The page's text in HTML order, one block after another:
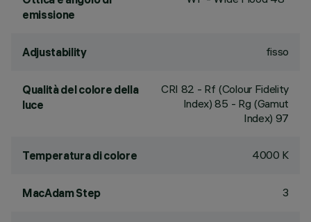
emissione
Adjustability fisso
Qualità del colore della
luce
CRI 82 - Rf (Colour Fidelity
Index) 85 - Rg (Gamut
Index) 97
Temperatura di colore 4000 K
MacAdam Step 3